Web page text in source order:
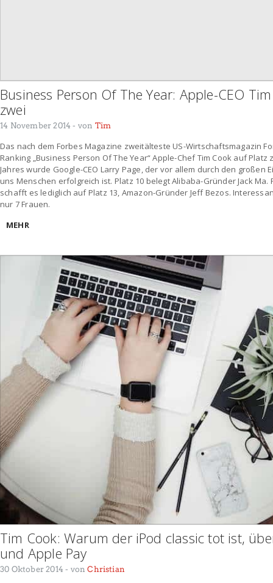
Business Person Of The Year: Apple-CEO
zwei
14 November 2014 - von Tim
Das nach dem Forbes Magazine zweitälteste US-Wirtschaftsmagazin
Ranking „Business Person Of The Year“ Apple-Chef Tim Cook auf
Jahres wurde Google-CEO Larry Page, der vor allem durch den
uns Menschen erfolgreich ist. Platz 10 belegt Alibaba-Gründer Jack
schafft es lediglich auf Platz 13, Amazon-Gründer Jeff Bezos.
nur 7 Frauen.
MEHR
Tim Cook: Warum der iPod classic tot ist,
und Apple Pay
30 Oktober 2014- vonChristian